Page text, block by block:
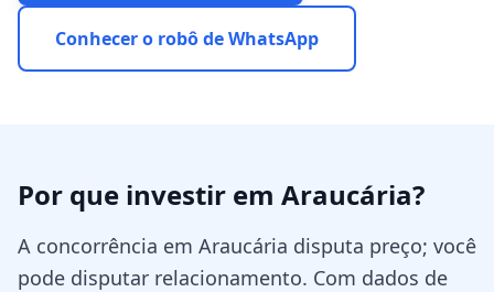
Conhecer o robô de WhatsApp
Por que investir em Araucária?
A concorrência em Araucária disputa preço; você
pode disputar relacionamento. Com dados de